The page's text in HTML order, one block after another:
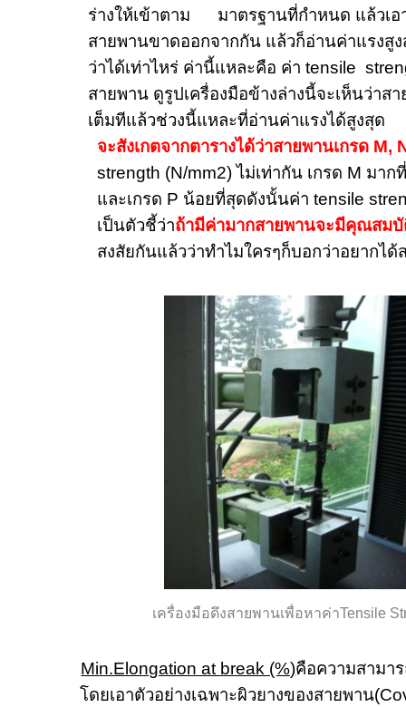
ร่างให้เข้าตาม มาตรฐานที่กำหนด แล้วเอ
สายพานขาดออกจากกัน แล้วก็อ่านค่าแรงสู
ว่าได้เท่าไหร่ ค่านี้แหละคือ ค่า tensile
สายพาน ดูรูปเครื่องมือข้างล่างนี้จะเห็นว่าส
เต็มทีแล้วช่วงนี้แหละที่อ่านค่าแรงได้สูงสุด
จะสังเกตจากตารางได้ว่าสายพานเกรด M,
strength (N/mm2) ไม่เท่ากัน เกรด M มาก
และเกรด P น้อยที่สุดดังนั้นค่า tensile
เป็นตัวชี้ว่าถ้ามีค่ามากสายพานจะมีคุณสม
สงสัยกันแล้วว่าทำไมใครๆก็บอกว่าอยากได้
เครื่องมือดึงสายพานเพื่อหาค่าTensile
Min.Elongation at break (%)คือความสามา
โดยเอาตัวอย่างเฉพาะผิวยางของสายพาน